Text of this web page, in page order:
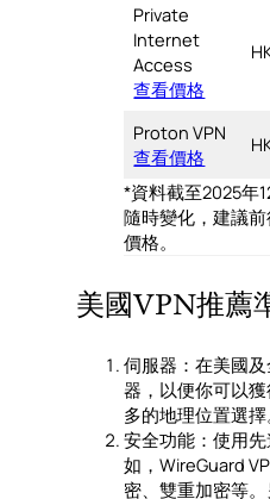
Private
Internet
Access
查看價格
Proton VPN
查看價格
*資料截至2025年
隨時變化，建議
價格。
美國VPN推薦
伺服器：在美國
器，以便你可以
多的地理位置選擇
安全功能：使用
如，WireGuard
密、雙重加密等